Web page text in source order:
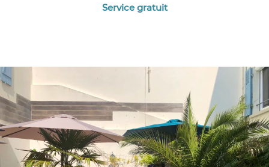
Service gratuit